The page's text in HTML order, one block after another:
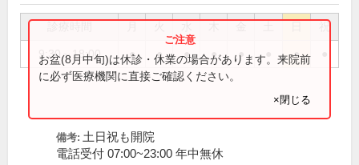
祝
9:30～18:00 ● ● ● ● ● ●
お盆(8月中旬)は休診・休業の場合があります。来院前
に必ず医療機関に直接ご確認ください。
×閉じる
備考: 土日祝も開院
電話受付 07:00~23:00 年中無休